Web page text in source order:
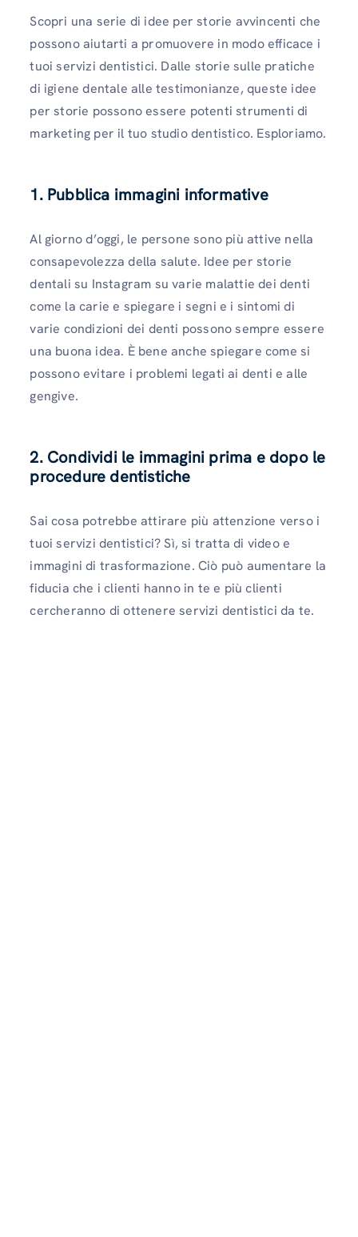
Scopri una serie di idee per storie avvincenti che
possono aiutarti a promuovere in modo efficace i
tuoi servizi dentistici. Dalle storie sulle pratiche
di igiene dentale alle testimonianze, queste idee
per storie possono essere potenti strumenti di
marketing per il tuo studio dentistico. Esploriamo.
1. Pubblica immagini informative
Al giorno d’oggi, le persone sono più attive nella
consapevolezza della salute. Idee per storie
dentali su Instagram su varie malattie dei denti
come la carie e spiegare i segni e i sintomi di
varie condizioni dei denti possono sempre essere
una buona idea. È bene anche spiegare come si
possono evitare i problemi legati ai denti e alle
gengive.
2. Condividi le immagini prima e dopo le
procedure dentistiche
Sai cosa potrebbe attirare più attenzione verso i
tuoi servizi dentistici? Sì, si tratta di video e
immagini di trasformazione. Ciò può aumentare la
fiducia che i clienti hanno in te e più clienti
cercheranno di ottenere servizi dentistici da te.